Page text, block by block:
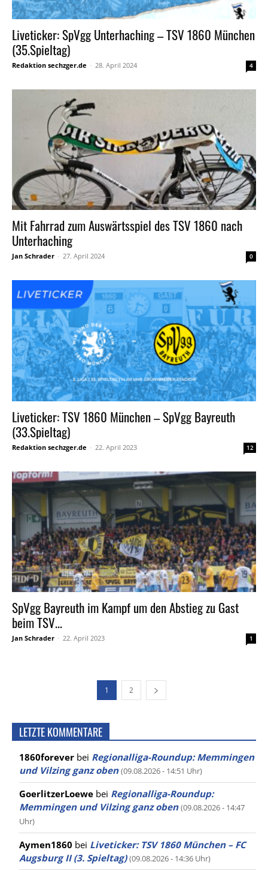
Liveticker: SpVgg Unterhaching – TSV 1860 München
(35.Spieltag)
Redaktion sechzger.de - 28. April 2024 4
Mit Fahrrad zum Auswärtsspiel des TSV 1860 nach
Unterhaching
Jan Schrader - 27. April 2024 0
Liveticker: TSV 1860 München – SpVgg Bayreuth
(33.Spieltag)
Redaktion sechzger.de - 22. April 2023 12
SpVgg Bayreuth im Kampf um den Abstieg zu Gast
beim TSV...
Jan Schrader - 22. April 2023 1
1 2
LETZTE KOMMENTARE
1860forever bei Regionalliga-Roundup: Memmingen
und Vilzing ganz oben (09.08.2026 - 14:51 Uhr)
GoerlitzerLoewe bei Regionalliga-Roundup:
Memmingen und Vilzing ganz oben (09.08.2026 - 14:47
Uhr)
Aymen1860 bei Liveticker: TSV 1860 München – FC
Augsburg II (3. Spieltag) (09.08.2026 - 14:36 Uhr)